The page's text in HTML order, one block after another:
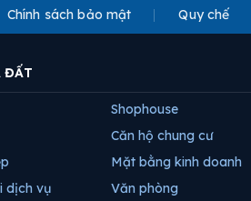
Chính sách bảo mật Quy chế
ĐẤT
dịch vụ
Shophouse
Căn hộ chung cư
Mặt bằng kinh doanh
Văn phòng